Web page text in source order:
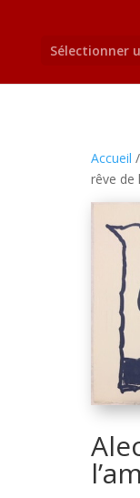
Sélectionner
Accueil /
rêve de